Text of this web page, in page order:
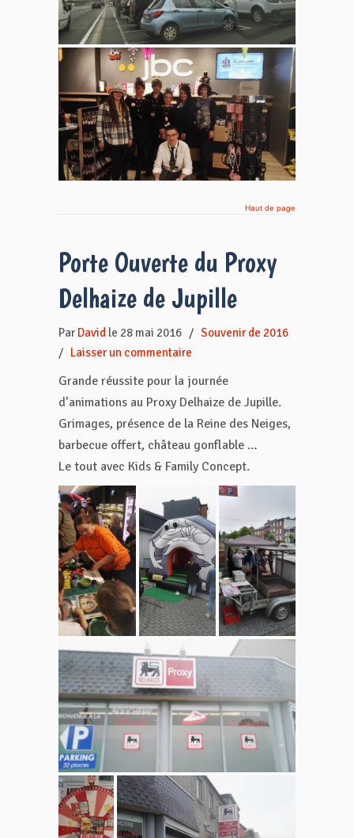
Haut de page
Porte Ouverte du Proxy
Delhaize de Jupille
Par David le 28 mai 2016 / Souvenir de 2016
/ Laisser un commentaire
Grande réussite pour la journée
d’animations au Proxy Delhaize de Jupille.
Grimages, présence de la Reine des Neiges,
barbecue offert, château gonflable …
Le tout avec Kids & Family Concept.